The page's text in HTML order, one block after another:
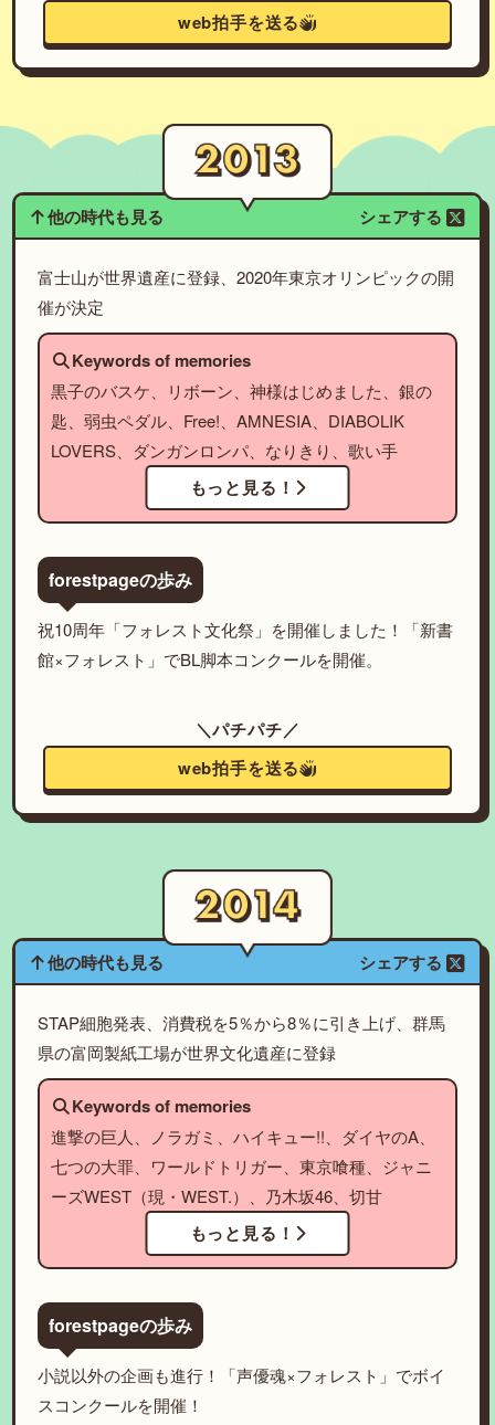
web拍手を送る
他の時代も見る シェアする
富士山が世界遺産に登録、2020年東京オリンピックの開
催が決定
Keywords of memories
黒子のバスケ、リボーン、神様はじめました、銀の
匙、弱虫ペダル、Free!、AMNESIA、DIABOLIK
LOVERS、ダンガンロンパ、なりきり、歌い手
もっと見る！
forestpageの歩み
祝10周年「フォレスト文化祭」を開催しました！「新書
館×フォレスト」でBL脚本コンクールを開催。
＼パチパチ／
web拍手を送る
他の時代も見る シェアする
STAP細胞発表、消費税を5％から8％に引き上げ、群馬
県の富岡製紙工場が世界文化遺産に登録
Keywords of memories
進撃の巨人、ノラガミ、ハイキュー!!、ダイヤのA、
七つの大罪、ワールドトリガー、東京喰種、ジャニ
ーズWEST（現・WEST.）、乃木坂46、切甘
もっと見る！
forestpageの歩み
小説以外の企画も進行！「声優魂×フォレスト」でボイ
スコンクールを開催！